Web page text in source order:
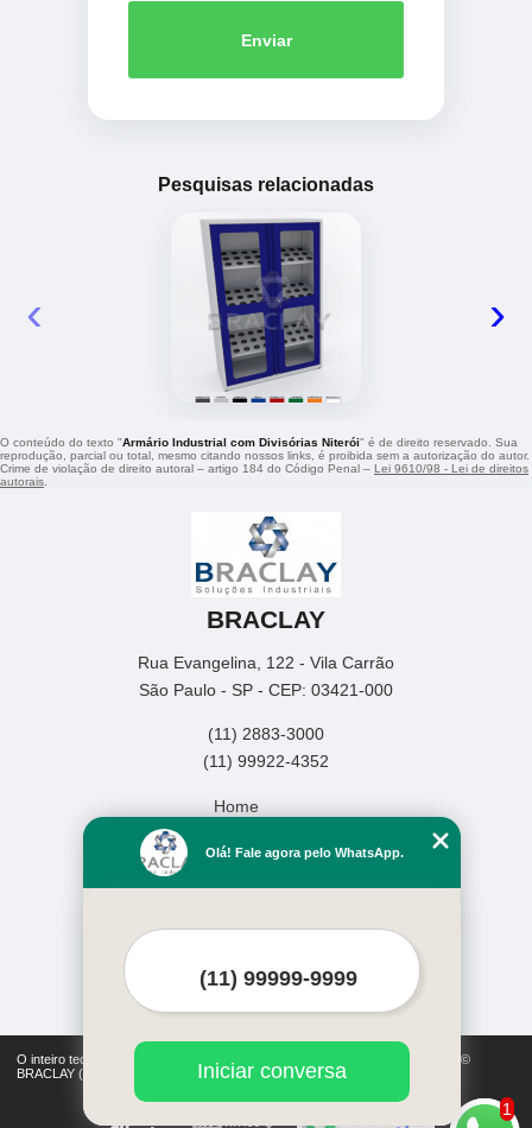
Enviar
Pesquisas relacionadas
‹ ›
O conteúdo do texto "Armário Industrial com Divisórias Niterói" é de direito reservado. Sua
reprodução, parcial ou total, mesmo citando nossos links, é proibida sem a autorização do autor.
Crime de violação de direito autoral – artigo 184 do Código Penal – Lei 9610/98 - Lei de direitos
autorais
BRACLAY
Rua Evangelina, 122 - Vila Carrão
São Paulo - SP - CEP: 03421-000
(11) 2883-3000
(11) 99922-4352
Home
Missão
Produtos
Mapa do site
Mais Serviços
O inteiro teor deste site está sujeito à proteção de direitos autorais. Copyright©
BRACLAY (Lei 9610 de 19/02/1998)
1
Olá! Fale agora pelo WhatsApp.
Iniciar conversa